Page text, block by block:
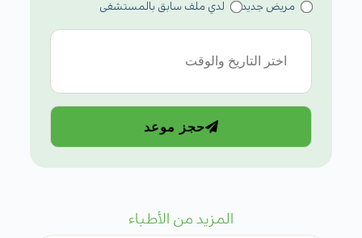
مريض جديد لدي ملف سابق بالمستشفى
حجز موعد
المزيد من الأطباء